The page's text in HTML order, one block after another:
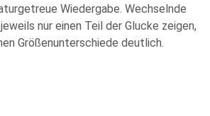
Wiedergabe. Wechselnde
nur einen Teil der Glucke zeigen,
Größenunterschiede deutlich.